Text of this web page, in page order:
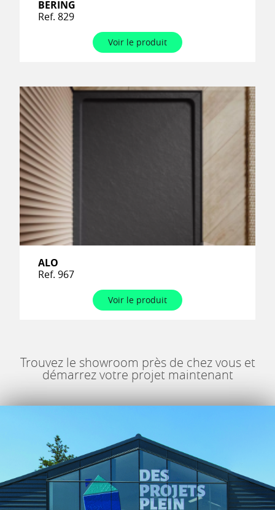
BERING
Ref. 829
Voir le produit
ALO
Ref. 967
Voir le produit
Trouvez le showroom près de chez vous et
démarrez votre projet maintenant